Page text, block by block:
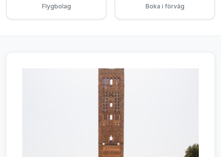
Flygbolag Boka i förväg